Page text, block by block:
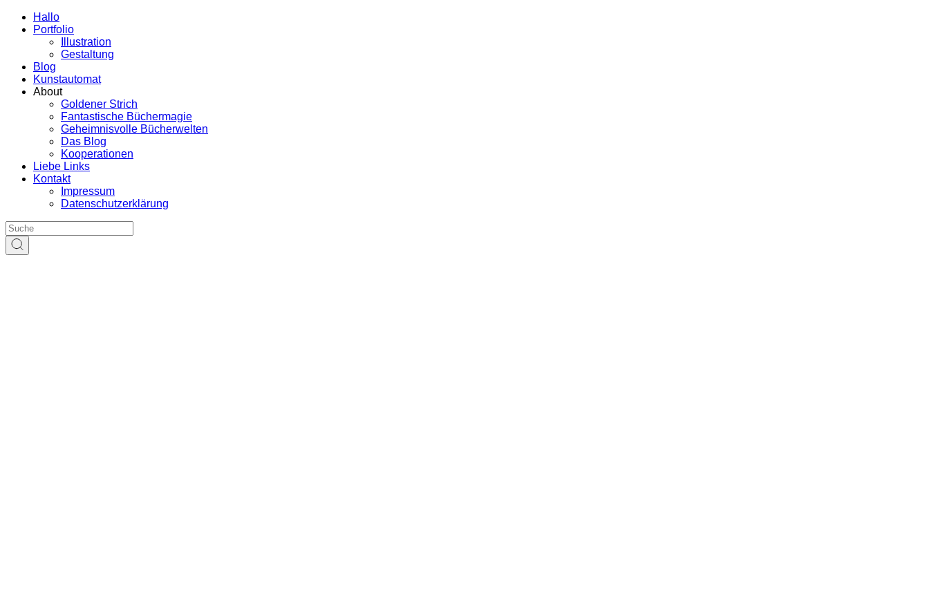
Hallo
Portfolio
Illustration
Gestaltung
Blog
Kunstautomat
About
Goldener Strich
Fantastische Büchermagie
Geheimnisvolle Bücherwelten
Das Blog
Kooperationen
Liebe Links
Kontakt
Impressum
Datenschutzerklärung